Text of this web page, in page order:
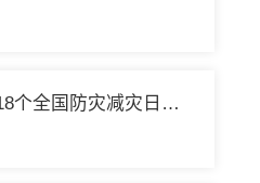
5月12日，第18个全国防灾减灾日：人人讲安全…